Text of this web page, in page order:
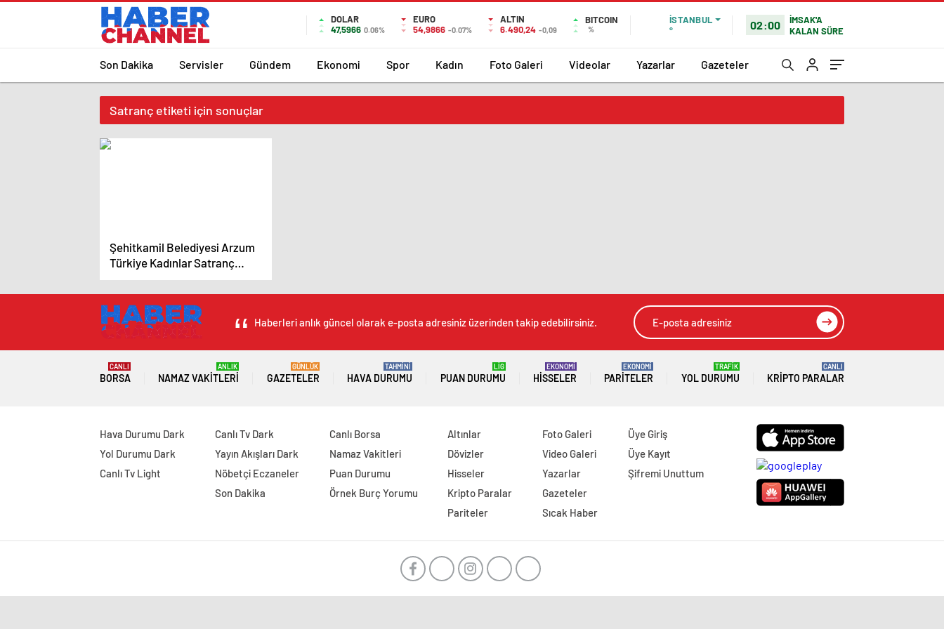
DOLAR
47,5966 0.06%
EURO
54,9866 -0.07%
ALTIN
6.490,24 -0,09
BITCOIN
%
İSTANBUL
°
02:00
İMSAK'A
KALAN SÜRE
Son Dakika Servisler Gündem Ekonomi Spor Kadın Foto Galeri Videolar Yazarlar Gazeteler
Satranç etiketi için sonuçlar
Şehitkamil Belediyesi Arzum
Türkiye Kadınlar Satranç
Şampiyonası’na Ev Sahipliği
Yapıyor
Haberleri anlık güncel olarak e-posta adresiniz üzerinden takip edebilirsiniz.
BORSA
CANLI
NAMAZ VAKITLERI
ANLIK
GAZETELER
GÜNLÜK
HAVA DURUMU
TAHMİNİ
PUAN DURUMU
LİG
HISSELER
EKONOMİ
PARITELER
EKONOMİ
YOL DURUMU
TRAFİK
KRIPTO PARALAR
CANLI
Hava Durumu Dark
Yol Durumu Dark
Canlı Tv Light
Canlı Tv Dark
Yayın Akışları Dark
Nöbetçi Eczaneler
Son Dakika
Canlı Borsa
Namaz Vakitleri
Puan Durumu
Örnek Burç Yorumu
Altınlar
Dövizler
Hisseler
Kripto Paralar
Pariteler
Foto Galeri
Video Galeri
Yazarlar
Gazeteler
Sıcak Haber
Üye Giriş
Üye Kayıt
Şifremi Unuttum